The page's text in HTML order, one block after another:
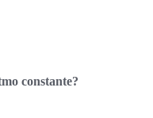
constante?